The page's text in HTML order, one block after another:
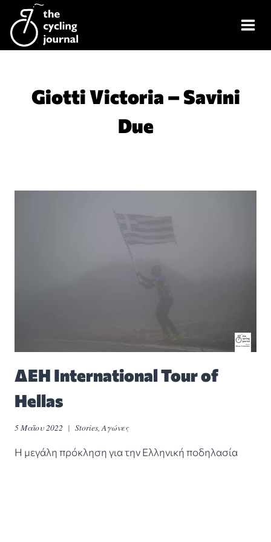
content
Giotti Victoria – Savini
Due
ΔΕΗ International Tour of
Hellas
5 Μαΐου 2022 Stories,Αγώνες
Η μεγάλη πρόκληση για την Ελληνική ποδηλασία